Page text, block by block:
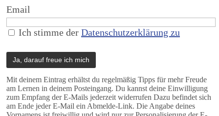
Email
Ich stimme der Datenschutzerklärung zu
Mit deinem Eintrag erhältst du regelmäßig Tipps für mehr Freude
am Lernen in deinem Posteingang. Du kannst deine Einwilligung
zum Empfang der E-Mails jederzeit widerrufen Dazu befindet sich
am Ende jeder E-Mail ein Abmelde-Link. Die Angabe deines